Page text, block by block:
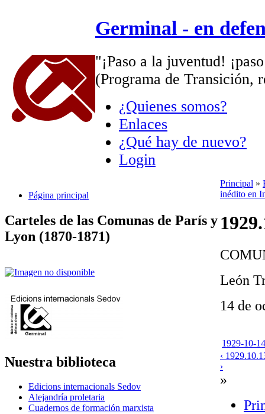
Germinal - en
"¡Paso a la juventud!
(Programa de Transición,
¿Quienes somos?
Enlaces
¿Qué hay de nuevo?
Login
Página principal
Carteles de las Comunas de París y
Lyon (1870-1871)
Nuestra biblioteca
Edicions internacionals Sedov
Alejandría proletaria
Cuadernos de formación marxista
Principal »
inédito en
León
14 de
1929-10-
‹
›
»